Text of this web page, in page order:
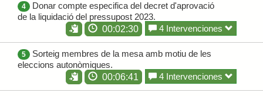
4
Donar compte especifica del decret d'aprovació
de la liquidació del pressupost 2023.
00:02:30
4 Intervenciones
5
Sorteig membres de la mesa amb motiu de les
eleccions autonòmiques.
00:06:41
4 Intervenciones